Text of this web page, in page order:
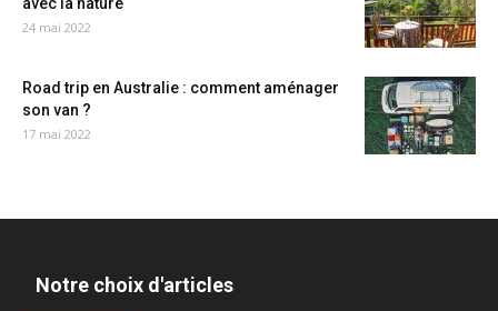
24 mai 2022
Road trip en Australie : comment aménager
son van ?
17 mai 2022
Notre choix d'articles